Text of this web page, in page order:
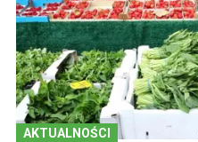
AKTUALNOŚCI